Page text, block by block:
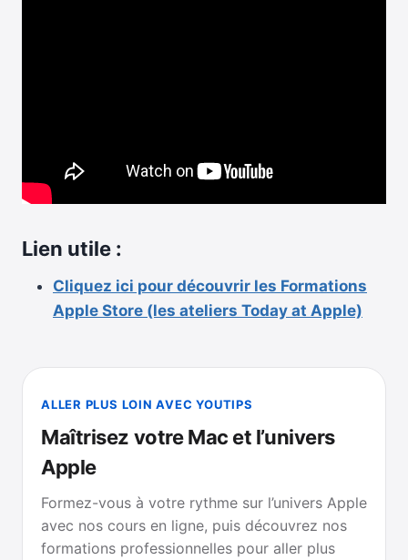
Lien utile :
Cliquez ici pour découvrir les Formations
Apple Store (les ateliers Today at Apple)
ALLER PLUS LOIN AVEC YOUTIPS
Maîtrisez votre Mac et l’univers
Apple
Formez-vous à votre rythme sur l’univers Apple
avec nos cours en ligne, puis découvrez nos
formations professionnelles pour aller plus